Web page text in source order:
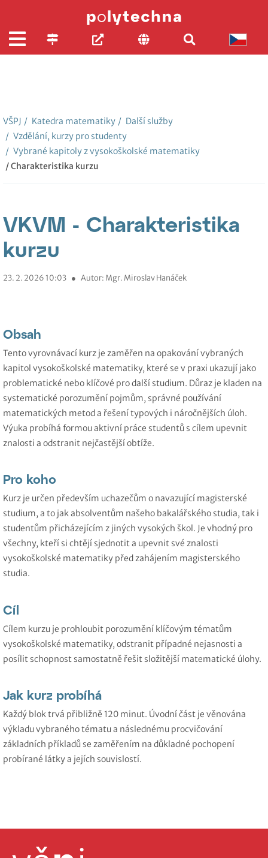
VŠPJ / Katedra matematiky / Další služby
/ Vzdělání, kurzy pro studenty
/ Vybrané kapitoly z vysokoškolské matematiky
/ Charakteristika kurzu
VKVM - Charakteristika
kurzu
23. 2. 2026 10:03 ● Autor: Mgr. Miroslav Hanáček
Obsah
Tento vyrovnávací kurz je zaměřen na opakování vybraných
kapitol vysokoškolské matematiky, které se v praxi ukazují jako
problematické nebo klíčové pro další studium. Důraz je kladen na
systematické porozumění pojmům, správné používání
matematických metod a řešení typových i náročnějších úloh.
Výuka probíhá formou aktivní práce studentů s cílem upevnit
znalosti a odstranit nejčastější obtíže.
Pro koho
Kurz je určen především uchazečům o navazující magisterské
studium, a to jak absolventům našeho bakalářského studia, tak i
studentům přicházejícím z jiných vysokých škol. Je vhodný pro
všechny, kteří si chtějí sjednotit a upevnit své znalosti
vysokoškolské matematiky před zahájením magisterského
studia.
Cíl
Cílem kurzu je prohloubit porozumění klíčovým tématům
vysokoškolské matematiky, odstranit případné nejasnosti a
posílit schopnost samostatně řešit složitější matematické úlohy.
Jak kurz probíhá
Každý blok trvá přibližně 120 minut. Úvodní část je věnována
výkladu vybraného tématu a následnému procvičování
základních příkladů se zaměřením na důkladné pochopení
probírané látky a jejích souvislostí.